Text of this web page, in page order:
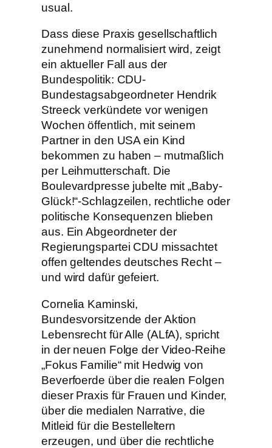
usual.
Dass diese Praxis gesellschaftlich
zunehmend normalisiert wird, zeigt
ein aktueller Fall aus der
Bundespolitik: CDU-
Bundestagsabgeordneter Hendrik
Streeck verkündete vor wenigen
Wochen öffentlich, mit seinem
Partner in den USA ein Kind
bekommen zu haben – mutmaßlich
per Leihmutterschaft. Die
Boulevardpresse jubelte mit „Baby-
Glück!“-Schlagzeilen, rechtliche oder
politische Konsequenzen blieben
aus. Ein Abgeordneter der
Regierungspartei CDU missachtet
offen geltendes deutsches Recht –
und wird dafür gefeiert.
Cornelia Kaminski,
Bundesvorsitzende der Aktion
Lebensrecht für Alle (ALfA), spricht
in der neuen Folge der Video-Reihe
„Fokus Familie“ mit Hedwig von
Beverfoerde über die realen Folgen
dieser Praxis für Frauen und Kinder,
über die medialen Narrative, die
Mitleid für die Bestelleltern
erzeugen, und über die rechtliche